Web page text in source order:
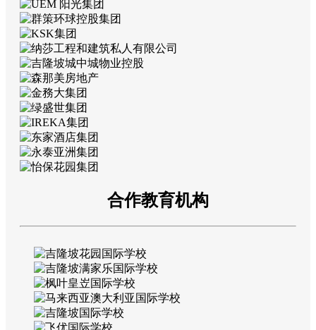
合作教育机构